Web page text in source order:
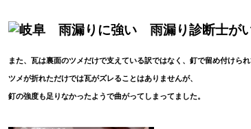
また、瓦は裏面のツメだけで支えている訳ではなく、釘で留め付けられ
ツメが折れただけでは瓦がズレることはありませんが、
釘の強度も足りなかったようで曲がってしまってました。